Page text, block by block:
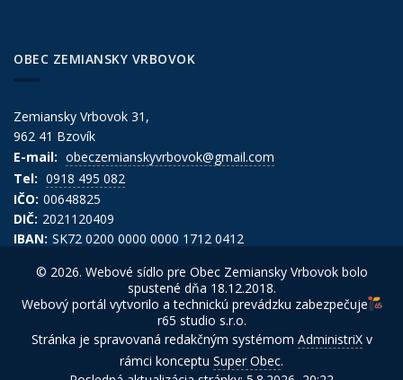
OBEC ZEMIANSKY VRBOVOK
Zemiansky Vrbovok 31,
962 41 Bzovík
E-mail: obeczemianskyvrbovok@gmail.com
Tel: 0918 495 082
IČO: 00648825
DIČ: 2021120409
IBAN: SK72 0200 0000 0000 1712 0412
© 2026. Webové sídlo pre Obec Zemiansky Vrbovok bolo
spustené dňa 18.12.2018.
Webový portál vytvorilo a technickú prevádzku zabezpečuje
r65 studio s.r.o.
Stránka je spravovaná redakčným systémom AdministriXv
rámci konceptu Super Obec.